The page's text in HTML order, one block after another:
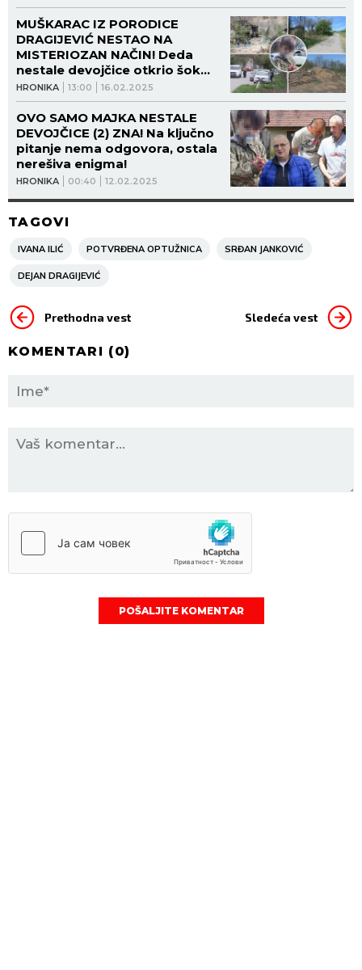
HRONIKA 13:00 16.02.2025
MUŠKARAC IZ PORODICE
DRAGIJEVIĆ NESTAO NA
MISTERIOZAN NAČIN! Deda
nestale devojčice otkrio šok
detalje: Prvi put ću ovo da
kažem...
HRONIKA 00:40 12.02.2025
OVO SAMO MAJKA NESTALE
DEVOJČICE (2) ZNA! Na ključno
pitanje nema odgovora, ostala
nerešiva enigma!
TAGOVI
IVANA ILIĆ POTVRĐENA OPTUŽNICA SRĐAN JANKOVIĆ
DEJAN DRAGIJEVIĆ
Prethodna vest Sledeća vest
KOMENTARI (0)
POŠALJITE KOMENTAR